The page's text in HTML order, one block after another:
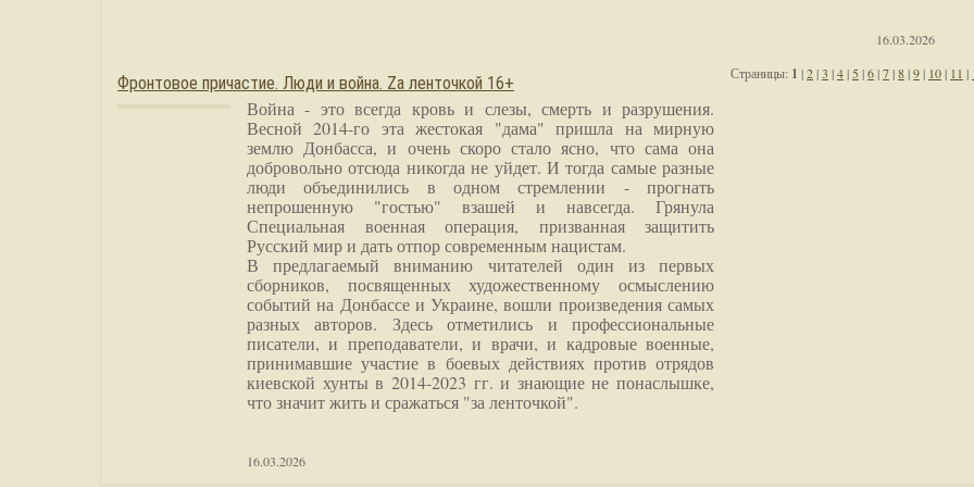
16.03.2026
Фронтовое причастие. Люди и война. Zа ленточкой 16+
Война - это всегда кровь и слезы, смерть и разрушения.
Весной 2014-го эта жестокая "дама" пришла на мирную
землю Донбасса, и очень скоро стало ясно, что сама она
добровольно отсюда никогда не уйдет. И тогда самые разные
люди объединились в одном стремлении - прогнать
непрошенную "гостью" взашей и навсегда. Грянула
Специальная военная операция, призванная защитить
Русский мир и дать отпор современным нацистам.
В предлагаемый вниманию читателей один из первых
сборников, посвященных художественному осмыслению
событий на Донбассе и Украине, вошли произведения самых
разных авторов. Здесь отметились и профессиональные
писатели, и преподаватели, и врачи, и кадровые военные,
принимавшие участие в боевых действиях против отрядов
киевской хунты в 2014-2023 гг. и знающие не понаслышке,
что значит жить и сражаться "за ленточкой".
16.03.2026
Страницы: 1 |2|3 |4| 5 |6|7|8|9| 10| 11 |